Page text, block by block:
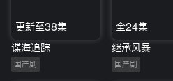
更新至38集
谍海追踪
国产剧
全24集
继承风暴
国产剧